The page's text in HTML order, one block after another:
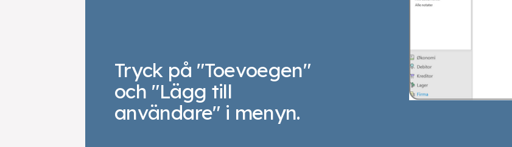
Tryck på "Toevoegen"
och "Lägg till
användare" i menyn.